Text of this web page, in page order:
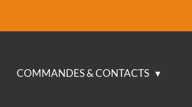
COMMANDES & CONTACTS